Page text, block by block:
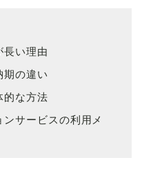
長い理由
期の違い
的な方法
サービスの利用メ